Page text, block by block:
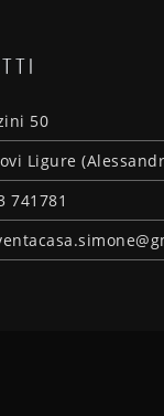
50
Ligure
741781